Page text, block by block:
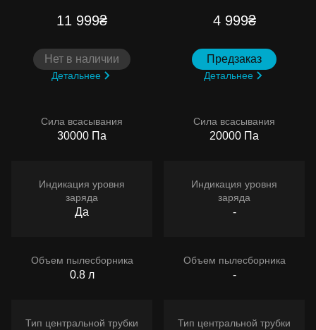
11 999₴
Нет в наличии
Детальнее
Сила всасывания
30000 Па
Индикация уровня
заряда
Да
Объем пылесборника
0.8 л
Тип центральной трубки
4 999₴
Предзаказ
Детальнее
Сила всасывания
20000 Па
Индикация уровня
заряда
-
Объем пылесборника
-
Тип центральной трубки